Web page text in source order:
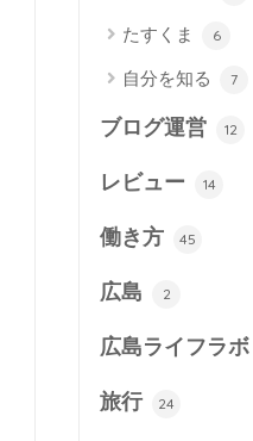
たすくま 6
自分を知る 7
ブログ運営 12
レビュー 14
働き方 45
広島 2
広島ライフラボ
旅行 24